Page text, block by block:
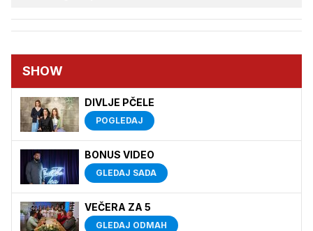
SHOW
DIVLJE PČELE
POGLEDAJ
BONUS VIDEO
GLEDAJ SADA
VEČERA ZA 5
GLEDAJ ODMAH